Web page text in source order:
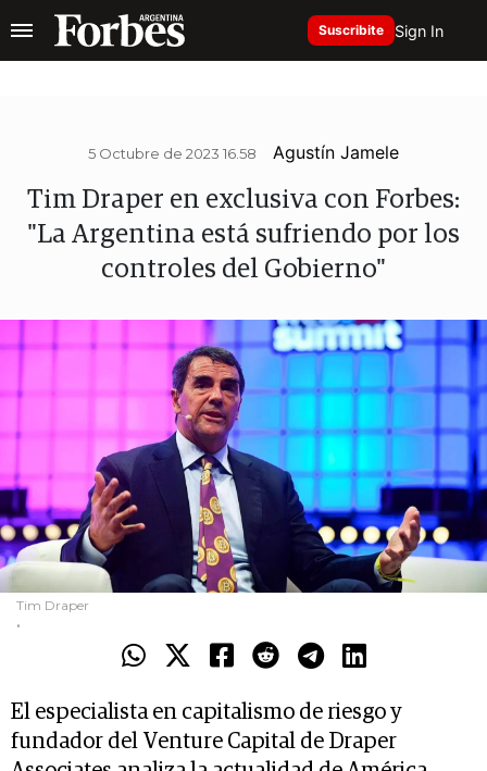
Suscribite Sign In
5 Octubre de 2023 16.58 Agustín Jamele
Tim Draper en exclusiva con Forbes:
"La Argentina está sufriendo por los
controles del Gobierno"
Tim Draper
.
El especialista en capitalismo de riesgo y
fundador del Venture Capital de Draper